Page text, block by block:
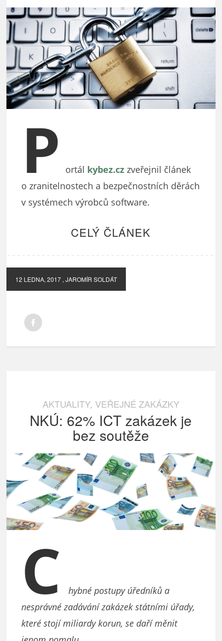
P ortál kybez.cz zveřejnil článek
o zranitelnostech a bezpečnostních děrách
v systémech výrobců software.
CELÝ ČLÁNEK
12 LEDNA, 2017 , JAROMÍR SOLDÁT
AKTUALITY, VEŘEJNÉ ZAKÁZKY
NKÚ: 62% ICT zakázek je
bez soutěže
C
hybné postupy úředníků a
nesprávné zadávání zakázek státními úřady,
které stojí miliardy korun, se daří měnit